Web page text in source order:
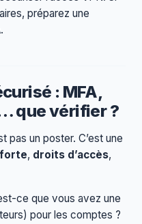
préparez une
: MFA,
que vérifier ?
pas un poster. C’est une
, droits d’accès,
ce que vous avez une
pour les comptes ?